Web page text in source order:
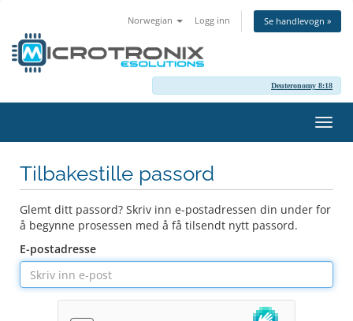
Norwegian Logg inn Se handlevogn »
Deuteronomy 8:18
Bytt
Tilbakestille passord
Glemt ditt passord? Skriv inn e-postadressen din under for
å begynne prosessen med å få tilsendt nytt passord.
E-postadresse